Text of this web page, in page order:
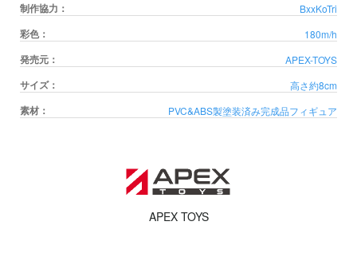
制作協力： BxxKoTri
彩色： 180m/h
発売元： APEX-TOYS
サイズ： 高さ約8cm
素材： PVC&ABS製塗装済み完成品フィギュア
APEX TOYS